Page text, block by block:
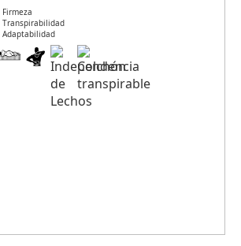
Firmeza
Transpirabilidad
Adaptabilidad